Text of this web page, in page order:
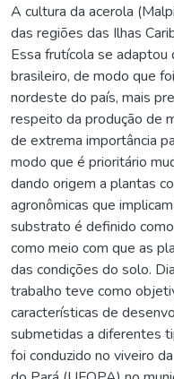
A cultura da acerola
das regiões das Ilhas
Essa frutícola se
brasileiro, de modo que
nordeste do país, mais
respeito da produção de
de extrema importância
modo que é prioritário
dando origem a plantas
agronômicas que
substrato é definido
como meio com que as
das condições do solo.
trabalho teve como
características de
submetidas a diferentes
foi conduzido no viveiro